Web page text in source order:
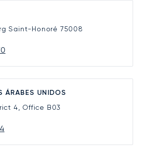
Saint-Honoré 75008
ÁRABES UNIDOS
4, Office B03